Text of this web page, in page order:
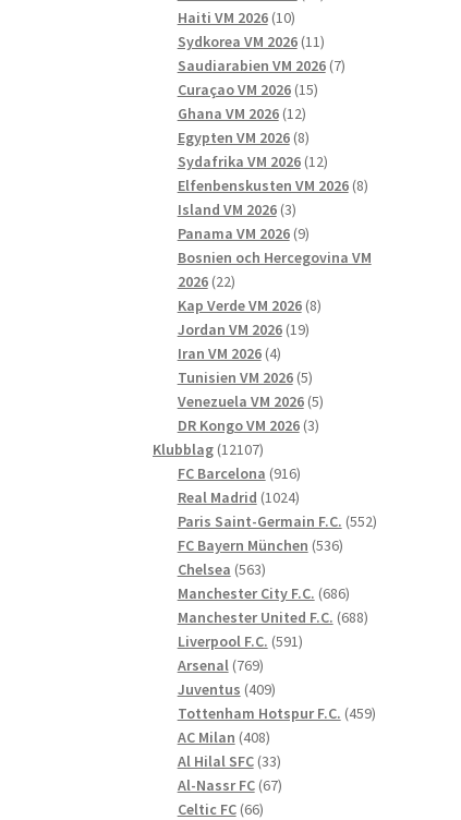
Haiti VM 2026 1010
produkter
Sydkorea VM 2026 1111
produkter
Saudiarabien VM 2026 77
Curaçao VM 2026 1515
Ghana VM 2026 1212
produkter
Egypten VM 2026 88
produkter
Sydafrika VM 2026 1212
produkter
Elfenbenskusten VM 2026 88
Island VM 2026 33
produkter
Panama VM 2026 99
produkter
Bosnien och Hercegovina VM
2026 2222
produkter
Kap Verde VM 2026 88
Jordan VM 2026 1919
Iran VM 2026 44
produkter
Tunisien VM 2026 55
produkter
Venezuela VM 2026 55
produkter
DR Kongo VM 2026 33
Klubblag 1210712107
produkter
FC Barcelona 916916
produkter
Real Madrid 10241024
produkter
Paris Saint-Germain F.C. 552552
FC Bayern München 536536
Chelsea 563563
produkter
Manchester City F.C. 686686
produkter
Manchester United F.C. 688688
Liverpool F.C. 591591
Arsenal 769769
produkter
Juventus 409409
produkter
Tottenham Hotspur F.C. 459459
AC Milan 408408
produkter
Al Hilal SFC 3333
produkter
Al-Nassr FC 6767
Celtic FC 6666